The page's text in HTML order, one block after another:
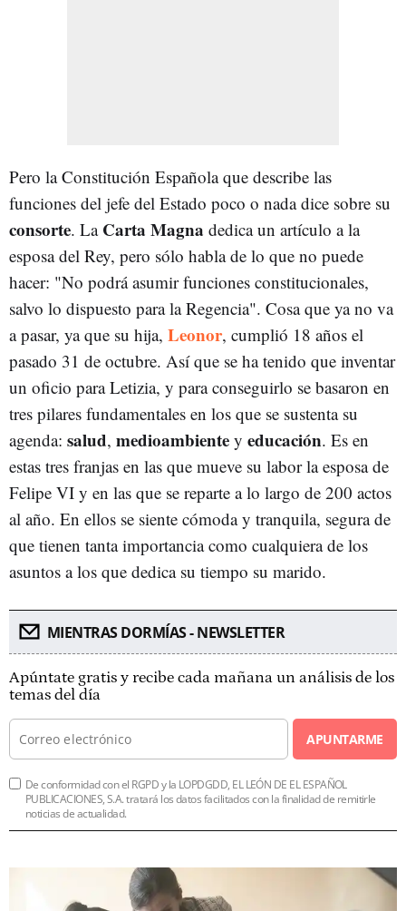
Pero la Constitución Española que describe las
funciones del jefe del Estado poco o nada dice sobre su
consorte. La Carta Magna dedica un artículo a la
esposa del Rey, pero sólo habla de lo que no puede
hacer: "No podrá asumir funciones constitucionales,
salvo lo dispuesto para la Regencia". Cosa que ya no va
a pasar, ya que su hija, Leonor, cumplió 18 años el
pasado 31 de octubre. Así que se ha tenido que inventar
un oficio para Letizia, y para conseguirlo se basaron en
tres pilares fundamentales en los que se sustenta su
agenda: salud, medioambiente y educación. Es en
estas tres franjas en las que mueve su labor la esposa de
Felipe VI y en las que se reparte a lo largo de 200 actos
al año. En ellos se siente cómoda y tranquila, segura de
que tienen tanta importancia como cualquiera de los
asuntos a los que dedica su tiempo su marido.
MIENTRAS DORMÍAS - NEWSLETTER
Apúntate gratis y recibe cada mañana un análisis de los
temas del día
APUNTARME
De conformidad con el RGPD y la LOPDGDD, EL LEÓN DE EL ESPAÑOL
PUBLICACIONES, S.A. tratará los datos facilitados con la finalidad de remitirle
noticias de actualidad.